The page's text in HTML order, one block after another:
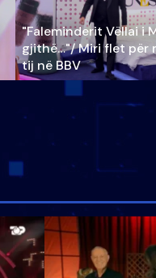
"Faleminderit Vëllai i
gjithë…"/ Miri flet për
tij në BBV